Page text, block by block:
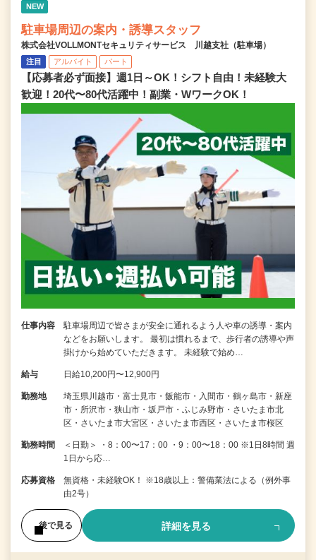
NEW
駐車場周辺の案内・誘導スタッフ
株式会社VOLLMONTセキュリティサービス 川越支社（駐車場）
注目 アルバイト パート
【応募者必ず面接】週1日～OK！シフト自由！未経験大
歓迎！20代〜80代活躍中！副業・WワークOK！
仕事内容
駐車場周辺で皆さまが安全に通れるよう人や車の誘導・案内
などをお願いします。 最初は慣れるまで、歩行者の誘導や声
掛けから始めていただきます。 未経験で始め…
給与 日給10,200円〜12,900円
勤務地
埼玉県川越市・富士見市・飯能市・入間市・鶴ヶ島市・新座
市・所沢市・狭山市・坂戸市・ふじみ野市・さいたま市北
区・さいたま市大宮区・さいたま市西区・さいたま市桜区
勤務時間
＜日勤＞ ・8：00〜17：00 ・9：00〜18：00 ※1日8時間 週
1日から応…
応募資格
無資格・未経験OK！ ※18歳以上：警備業法による（例外事
由2号）
後で見る 詳細を見る